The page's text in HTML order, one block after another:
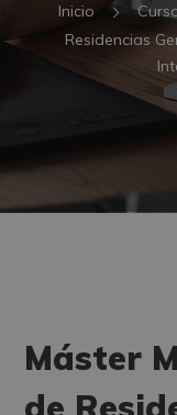
Inicio
Residencias
Máster